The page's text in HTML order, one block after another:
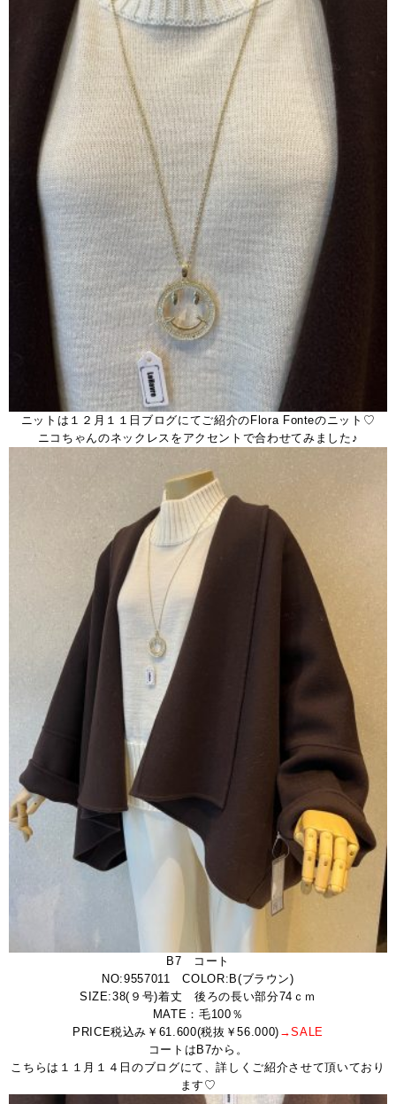
ニットは１２月１１日ブログにてご紹介のFlora Fonteのニット♡
ニコちゃんのネックレスをアクセントで合わせてみました♪
B7 コート
NO:9557011 COLOR:B(ブラウン)
SIZE:38(９号)着丈 後ろの長い部分74ｃｍ
MATE：毛100％
PRICE税込み￥61.600(税抜￥56.000) →SALE
コートはB7から。
こちらは１１月１４日のブログにて、詳しくご紹介させて頂いており
ます♡